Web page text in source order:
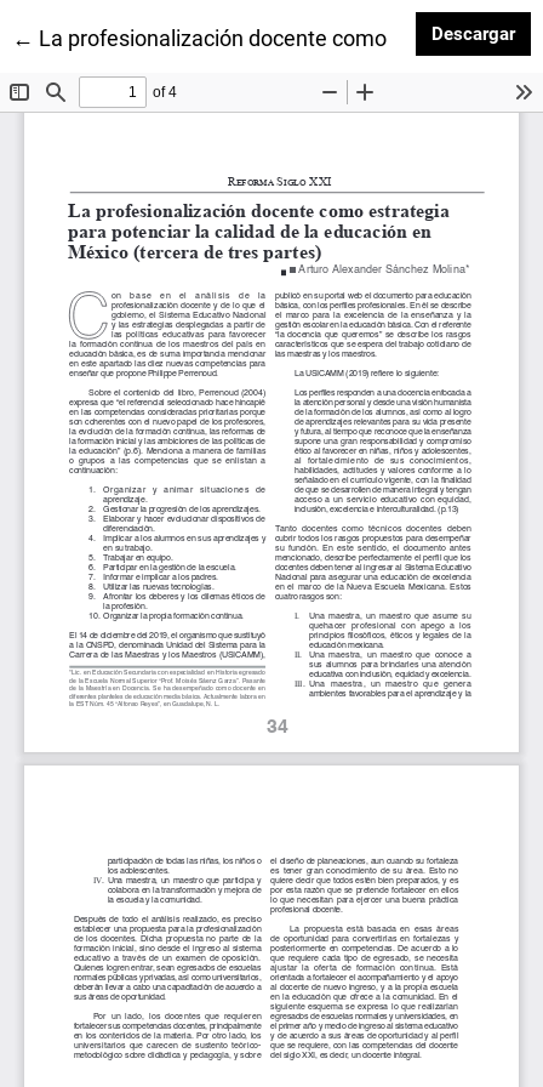
← Volver a los detalles del artículo
La profesionalización docente como estrategia
Descargar